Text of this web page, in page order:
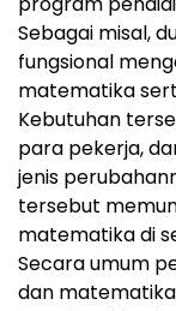
Sebagai misal,
fungsional
matematika
Kebutuhan
para pekerja,
jenis
tersebut
matematika di
Secara umum
dan